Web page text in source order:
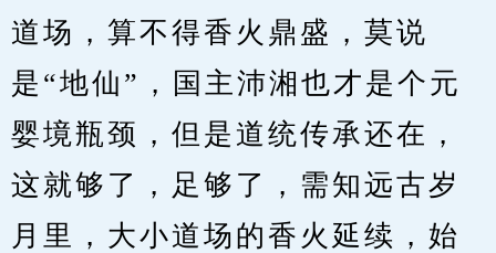
道场，算不得香火鼎盛，莫说
是“地仙”，国主沛湘也才是个元
婴境瓶颈，但是道统传承还在，
这就够了，足够了，需知远古岁
月里，大小道场的香火延续，始